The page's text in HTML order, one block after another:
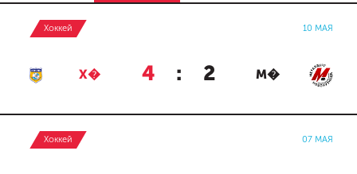
Хоккей 10 МАЯ
Х� 4 : 2 М�
Хоккей 07 МАЯ